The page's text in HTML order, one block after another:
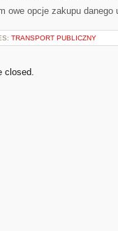
owe opcje zakupu danego
TRANSPORT PUBLICZNY
closed.